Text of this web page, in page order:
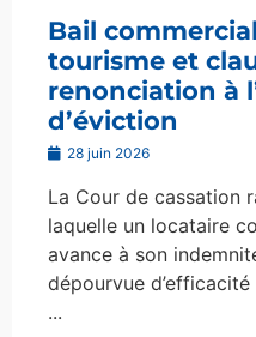
Bail
tourisme et
renonciation à
d’éviction
28 juin 2026
La Cour de cassation
laquelle un locataire
avance à son
dépourvue
...